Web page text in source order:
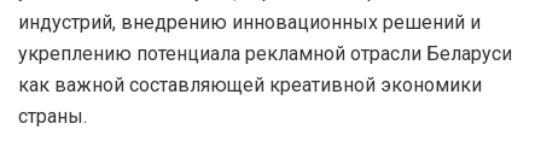
индустрий, внедрению инновационных решений и
укреплению потенциала рекламной отрасли Беларуси
как важной составляющей креативной экономики
страны.